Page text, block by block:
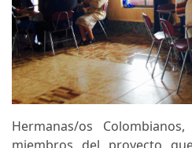
Hermanas/os